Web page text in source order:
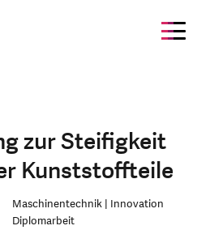
zur Steifigkeit
Kunststoffteile
Maschinentechnik | Innovation
Diplomarbeit